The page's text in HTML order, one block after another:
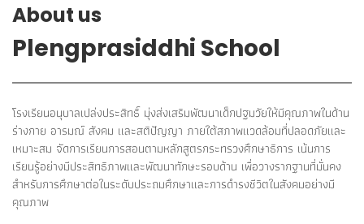
About us
Plengprasiddhi School
โรงเรียนอนุบาลเปล่งประสิทธิ์ มุ่งส่งเสริมพัฒนาเด็กปฐมวัยให้มีคุณภาพในด้าน
ร่างกาย อารมณ์ สังคม และสติปัญญา ภายใต้สภาพแวดล้อมที่ปลอดภัยและ
เหมาะสม จัดการเรียนการสอนตามหลักสูตรกระทรวงศึกษาธิการ เน้นการ
เรียนรู้อย่างมีประสิทธิภาพและพัฒนาทักษะรอบด้าน เพื่อวางรากฐานที่มั่นคง
สำหรับการศึกษาต่อในระดับประถมศึกษาและการดำรงชีวิตในสังคมอย่างมี
คุณภาพ